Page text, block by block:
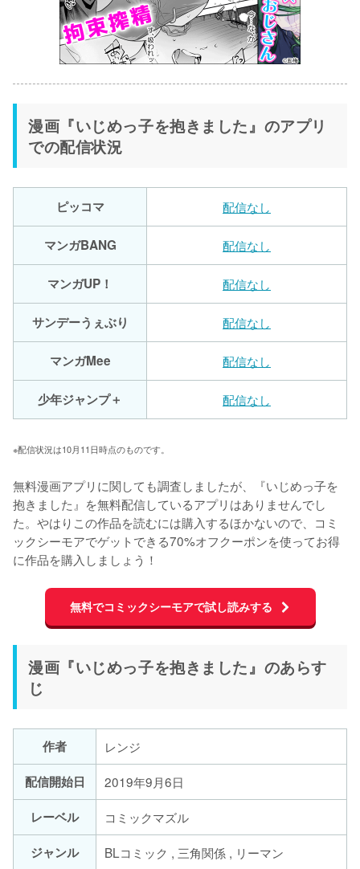
漫画『いじめっ子を抱きました』のアプリ
での配信状況
ピッコマ 配信なし
マンガBANG 配信なし
マンガUP！ 配信なし
サンデーうぇぶり 配信なし
マンガMee 配信なし
少年ジャンプ＋ 配信なし
※配信状況は10月11日時点のものです。
無料漫画アプリに関しても調査しましたが、『いじめっ子を
抱きました』を無料配信しているアプリはありませんでし
た。やはりこの作品を読むには購入するほかないので、コミ
ックシーモアでゲットできる70%オフクーポンを使ってお得
に作品を購入しましょう！
無料でコミックシーモアで試し読みする
漫画『いじめっ子を抱きました』のあらす
じ
作者
レンジ
配信開始日
2019年9月6日
レーベル
コミックマズル
ジャンル
BLコミック , 三角関係 , リーマン